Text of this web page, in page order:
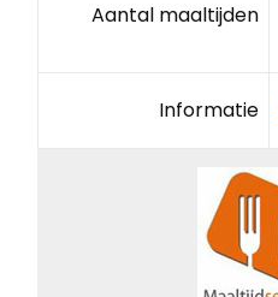
Aantal maaltijden
Informatie